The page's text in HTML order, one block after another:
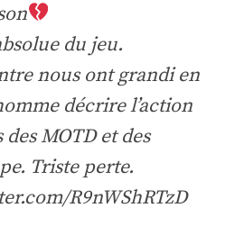
du jeu.
nous ont grandi en
décrire l’action
MOTD et des
Triste perte.
R9nWShRTzD